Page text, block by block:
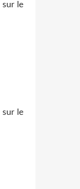
sur le
sur le